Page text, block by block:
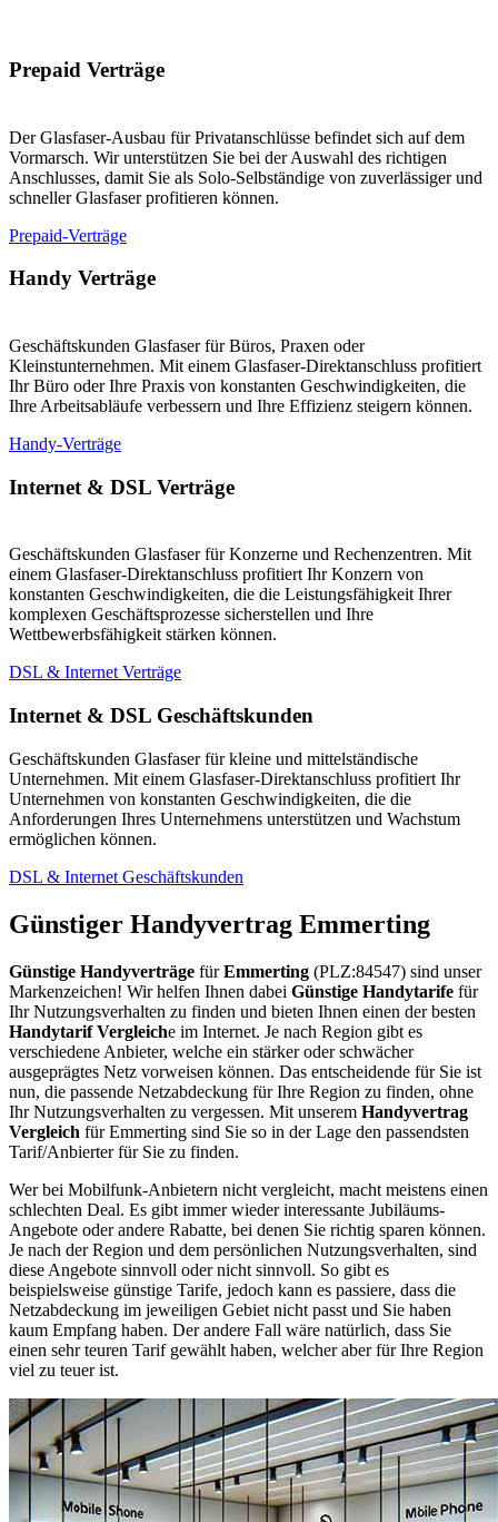
Prepaid Verträge
Der Glasfaser-Ausbau für Privatanschlüsse befindet sich auf dem
Vormarsch. Wir unterstützen Sie bei der Auswahl des richtigen
Anschlusses, damit Sie als Solo-Selbständige von zuverlässiger und
schneller Glasfaser profitieren können.
Prepaid-Verträge
Handy Verträge
Geschäftskunden Glasfaser für Büros, Praxen oder
Kleinstunternehmen. Mit einem Glasfaser-Direktanschluss profitiert
Ihr Büro oder Ihre Praxis von konstanten Geschwindigkeiten, die
Ihre Arbeitsabläufe verbessern und Ihre Effizienz steigern können.
Handy-Verträge
Internet & DSL Verträge
Geschäftskunden Glasfaser für Konzerne und Rechenzentren. Mit
einem Glasfaser-Direktanschluss profitiert Ihr Konzern von
konstanten Geschwindigkeiten, die die Leistungsfähigkeit Ihrer
komplexen Geschäftsprozesse sicherstellen und Ihre
Wettbewerbsfähigkeit stärken können.
DSL & Internet Verträge
Internet & DSL Geschäftskunden
Geschäftskunden Glasfaser für kleine und mittelständische
Unternehmen. Mit einem Glasfaser-Direktanschluss profitiert Ihr
Unternehmen von konstanten Geschwindigkeiten, die die
Anforderungen Ihres Unternehmens unterstützen und Wachstum
ermöglichen können.
DSL & Internet Geschäftskunden
Günstiger Handyvertrag Emmerting
Günstige Handyverträge fürEmmerting (PLZ:84547) sind unser
Markenzeichen! Wir helfen Ihnen dabei Günstige Handytarife für
Ihr Nutzungsverhalten zu finden und bieten Ihnen einen der besten
Handytarif Vergleiche im Internet. Je nach Region gibt es
verschiedene Anbieter, welche ein stärker oder schwächer
ausgeprägtes Netz vorweisen können. Das entscheidende für Sie ist
nun, die passende Netzabdeckung für Ihre Region zu finden, ohne
Ihr Nutzungsverhalten zu vergessen. Mit unserem Handyvertrag
Vergleich für Emmerting sind Sie so in der Lage den passendsten
Tarif/Anbierter für Sie zu finden.
Wer bei Mobilfunk-Anbietern nicht vergleicht, macht meistens einen
schlechten Deal. Es gibt immer wieder interessante Jubiläums-
Angebote oder andere Rabatte, bei denen Sie richtig sparen können.
Je nach der Region und dem persönlichen Nutzungsverhalten, sind
diese Angebote sinnvoll oder nicht sinnvoll. So gibt es
beispielsweise günstige Tarife, jedoch kann es passiere, dass die
Netzabdeckung im jeweiligen Gebiet nicht passt und Sie haben
kaum Empfang haben. Der andere Fall wäre natürlich, dass Sie
einen sehr teuren Tarif gewählt haben, welcher aber für Ihre Region
viel zu teuer ist.